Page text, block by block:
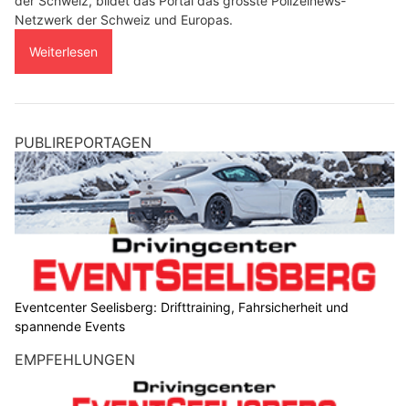
Netzwerk der Schweiz und Europas.
Weiterlesen
PUBLIREPORTAGEN
Eventcenter Seelisberg: Drifttraining, Fahrsicherheit und
spannende Events
EMPFEHLUNGEN